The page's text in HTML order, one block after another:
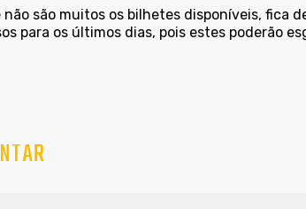
não são muitos os bilhetes disponíveis, fica
para os últimos dias, pois estes poderão